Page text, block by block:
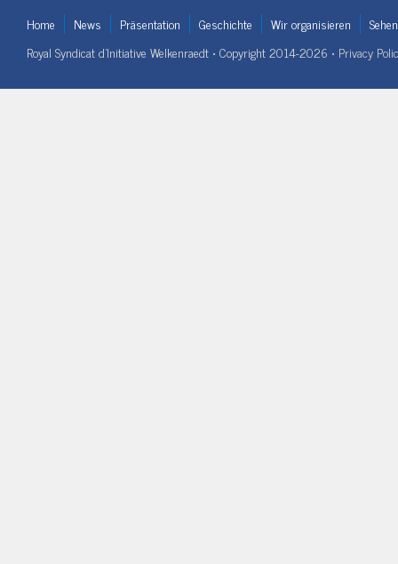
Home News Präsentation Geschichte Wir organisieren
Royal Syndicat d'Initiative Welkenraedt • Copyright 2014-2026 • Privacy